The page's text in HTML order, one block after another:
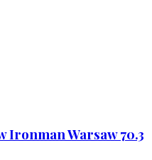
Ironman Warsaw 70.3